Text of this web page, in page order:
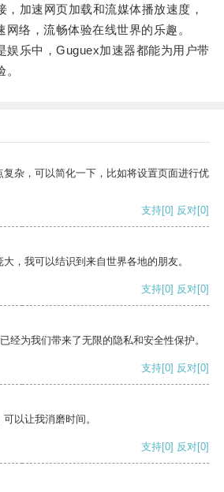
加速网页加载和流媒体播放速度，
络，流畅体验在线世界的乐趣。
乐中，Guguex加速器都能为用户带
杂，可以简化一下，比如将设置页面进行优
支持[0] 反对[0]
，我可以结识到来自世界各地的朋友。
支持[0] 反对[0]
经为我们带来了无限的隐私和安全性保护。
支持[0] 反对[0]
以让我消磨时间。
支持[0] 反对[0]